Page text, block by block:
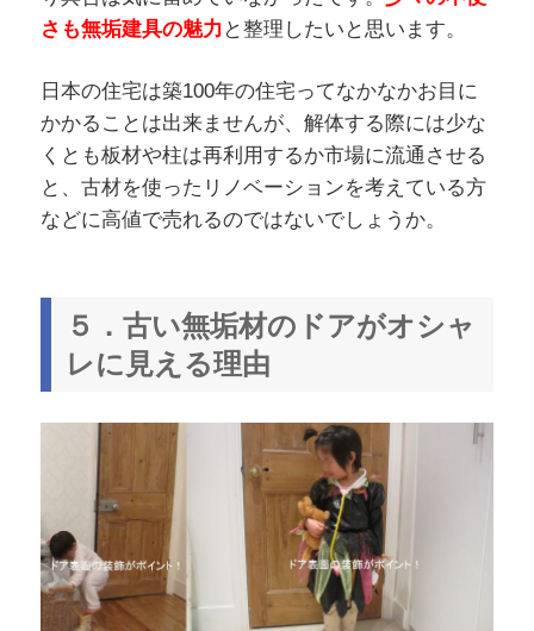
さも無垢建具の魅力 と整理したいと思います。
日本の住宅は築100年の住宅ってなかなかお目に
かかることは出来ませんが、解体する際には少な
くとも板材や柱は再利用するか市場に流通させる
と、古材を使ったリノベーションを考えている方
などに高値で売れるのではないでしょうか。
５．古い無垢材のドアがオシャ
レに見える理由